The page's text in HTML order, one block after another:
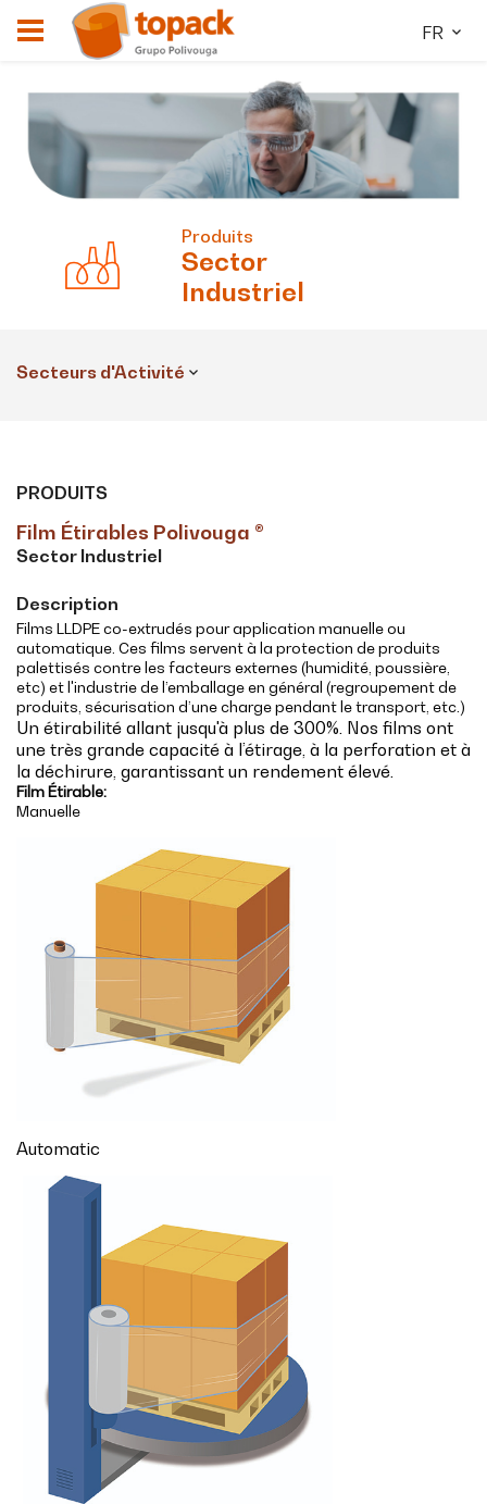
FR
Produits
Sector
Industriel
Secteurs d'Activité
PRODUITS
Film Étirables Polivouga ®
Sector Industriel
Description
Films LLDPE co-extrudés pour application manuelle ou
automatique. Ces films servent à la protection de produits
palettisés contre les facteurs externes (humidité, poussière,
etc) et l'industrie de l’emballage en général (regroupement de
produits, sécurisation d’une charge pendant le transport, etc.)
Un étirabilité allant jusqu'à plus de 300%. Nos films ont
une très grande capacité à l’étirage, à la perforation et à
la déchirure, garantissant un rendement élevé.
Film Étirable:
Manuelle
Automatic